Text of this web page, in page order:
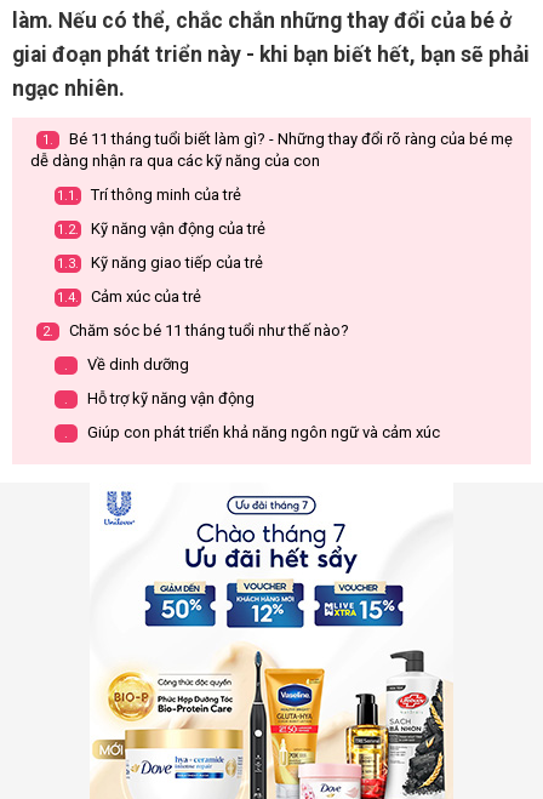
làm. Nếu có thể, chắc chắn những thay đổi của bé ở
giai đoạn phát triển này - khi bạn biết hết, bạn sẽ phải
ngạc nhiên.
1.
Bé 11 tháng tuổi biết làm gì? - Những thay đổi rõ ràng của bé mẹ
dễ dàng nhận ra qua các kỹ năng của con
1.1. Trí thông minh của trẻ
1.2. Kỹ năng vận động của trẻ
1.3. Kỹ năng giao tiếp của trẻ
1.4. Cảm xúc của trẻ
2. Chăm sóc bé 11 tháng tuổi như thế nào?
. Về dinh dưỡng
. Hỗ trợ kỹ năng vận động
. Giúp con phát triển khả năng ngôn ngữ và cảm xúc